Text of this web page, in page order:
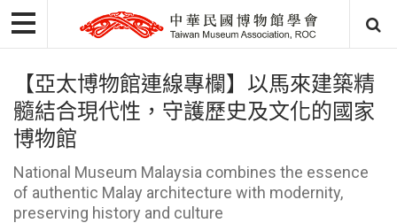
【亞太博物館連線專欄】以馬來建築精
髓結合現代性，守護歷史及文化的國家
博物館
National Museum Malaysia combines the essence
of authentic Malay architecture with modernity,
preserving history and culture